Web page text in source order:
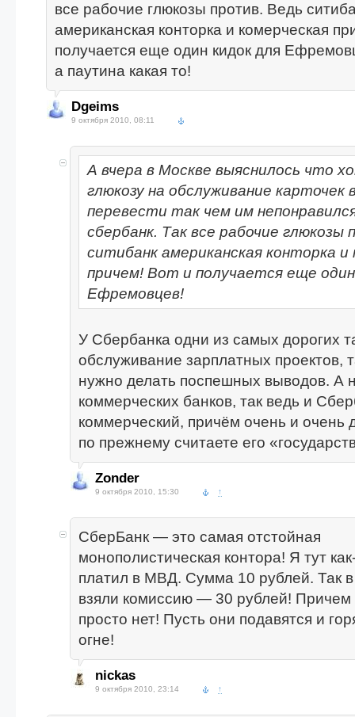
все рабочие глюкозы против. Ведь
американская конторка и комерческая
получается еще один кидок для
а паутина какая то!
Dgeims
9 октября 2010, 08:11
А вчера в Москве выяснилось что
глюкозу на обслуживание карточек
перевести так чем им
сбербанк. Так все рабочие глюкозы
ситибанк американская конторка и
причем! Вот и получается еще один
Ефремовцев!
У Сбербанка одни из самых дорогих
обслуживание зарплатных проектов,
нужно делать поспешных выводов. А
коммерческих банков, так ведь и
коммерческий, причём очень и
по прежнему считаете его
Zonder
9 октября 2010, 15:30 ↑
СберБанк — это самая отстойная
монополистическая контора! Я тут
платил в МВД. Сумма 10 рублей. Так
взяли комиссию — 30 рублей! Причем
просто нет! Пусть они подавятся и
огне!
nickas
9 октября 2010, 23:14 ↑